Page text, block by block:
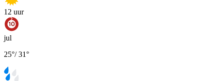
12 uur
jul
25°/31°